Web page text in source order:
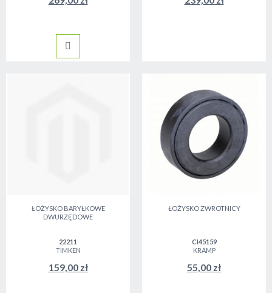
ŁOŻYSKO BARYŁKOWE
DWURZĘDOWE
22211
TIMKEN
159,00 zł
ŁOŻYSKO ZWROTNICY
CI45159
KRAMP
55,00 zł